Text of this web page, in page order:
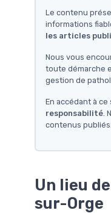
Le contenu
informations
les articles
Nous vous
toute démarche
gestion de
En accédant à
responsabilité .
contenus publiés.
Un lieu
sur-Orge